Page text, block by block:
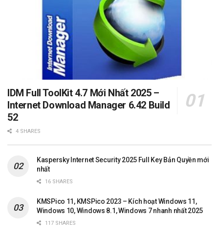
IDM Full ToolKit 4.7 Mới Nhất 2025 –
Internet Download Manager 6.42 Build
52
4 SHARES
Kaspersky Internet Security 2025 Full Key Bản Quyền mới
nhất
16 SHARES
KMSPico 11, KMSPico 2023 – Kích hoạt Windows 11,
Windows 10, Windows 8.1, Windows 7 nhanh nhất 2025
117 SHARES